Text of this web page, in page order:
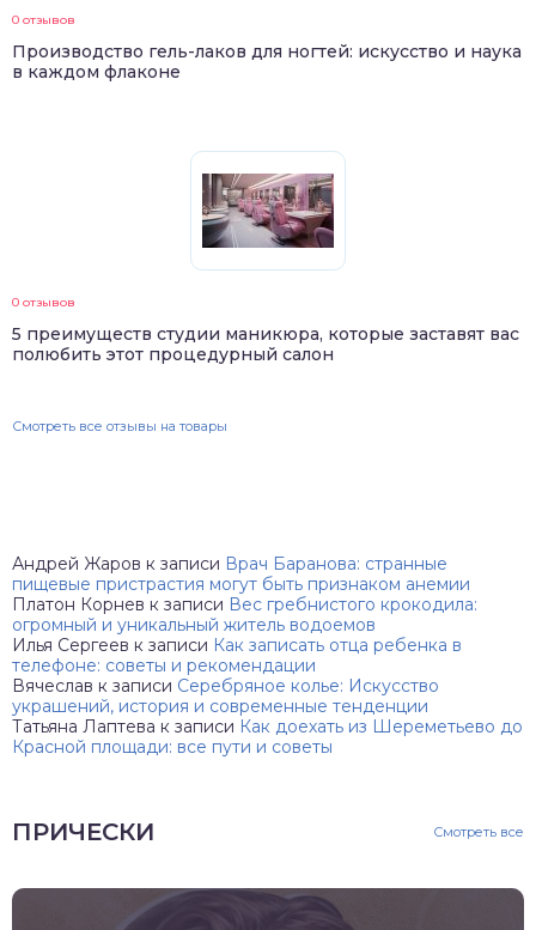
0 отзывов
Производство гель-лаков для ногтей: искусство и наука
в каждом флаконе
0 отзывов
5 преимуществ студии маникюра, которые заставят вас
полюбить этот процедурный салон
Смотреть все отзывы на товары
Андрей Жаров к записи Врач Баранова: странные
пищевые пристрастия могут быть признаком анемии
Платон Корнев к записи Вес гребнистого крокодила:
огромный и уникальный житель водоемов
Илья Сергеев к записи Как записать отца ребенка в
телефоне: советы и рекомендации
Вячеслав к записи Серебряное колье: Искусство
украшений, история и современные тенденции
Татьяна Лаптева к записи Как доехать из Шереметьево до
Красной площади: все пути и советы
ПРИЧЕСКИ Смотреть все